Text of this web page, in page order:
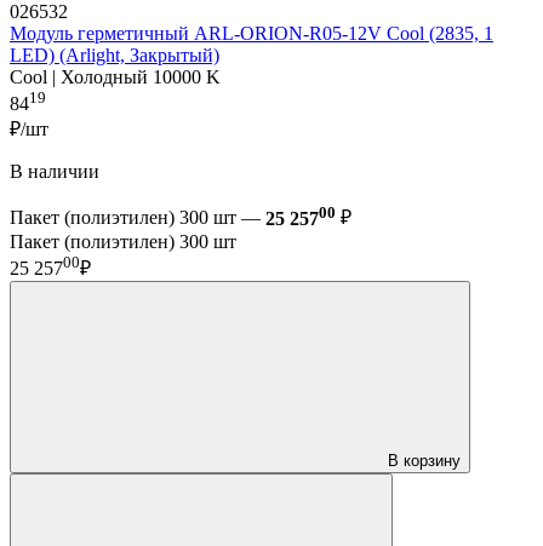
026532
Модуль герметичный ARL-ORION-R05-12V Cool (2835, 1
LED) (Arlight, Закрытый)
Cool | Холодный 10000 K
8419
₽/шт
В наличии
Пакет (полиэтилен) 300 шт — 25 25700 ₽
Пакет (полиэтилен) 300 шт
25 25700₽
В корзину